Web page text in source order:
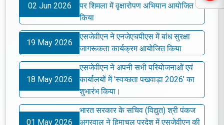
02 Jun 2026
पर शिमला में वृक्षारोपण अभियान आयोजित
किया
19 May 2026
एसजेवीएन ने एनजेएचपीएस में बांध सुरक्षा
जागरूकता कार्यक्रम आयोजित किया
18 May 2026
एसजेवीएन ने अपनी सभी परियोजनाओं एवं
कार्यालयों में 'स्वच्छता पखवाड़ा 2026' का
शुभारंभ किया।
01 May 2026
भारत सरकार के सचिव (विद्युत) श्री पंकज
अग्रवाल ने हिमाचल प्रदेश में एसजेवीएन की